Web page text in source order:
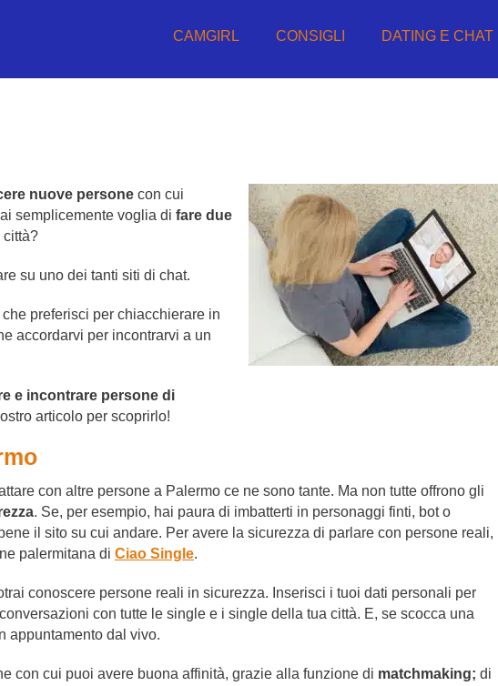
CAMGIRL CONSIGLI DATING E CHAT
nuove persone con cui
semplicemente voglia di fare due
città?
su uno dei tanti siti di chat.
preferisci per chiacchierare in
accordarvi per incontrarvi a un
e incontrare persone di
articolo per scoprirlo!
con altre persone a Palermo ce ne sono tante. Ma non tutte offrono gli
. Se, per esempio, hai paura di imbatterti in personaggi finti, bot o
il sito su cui andare. Per avere la sicurezza di parlare con persone reali,
palermitana di Ciao Single.
conoscere persone reali in sicurezza. Inserisci i tuoi dati personali per
con tutte le single e i single della tua città. E, se scocca una
appuntamento dal vivo.
con cui puoi avere buona affinità, grazie alla funzione di matchmaking; di